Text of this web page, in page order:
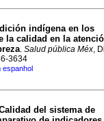
indígena en los
la calidad en la
. Salud pública Méx,
3634
espanhol
del sistema de